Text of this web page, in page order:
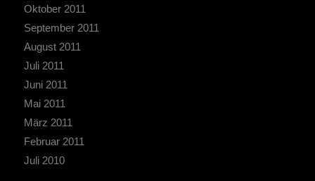
Oktober 2011
September 2011
August 2011
Juli 2011
Juni 2011
Mai 2011
März 2011
Februar 2011
Juli 2010